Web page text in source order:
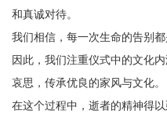
和真诚对待。
我们相信，每一次生命的告别
因此，我们注重仪式中的文化
哀思，传承优良的家风与文化。
在这个过程中，逝者的精神得